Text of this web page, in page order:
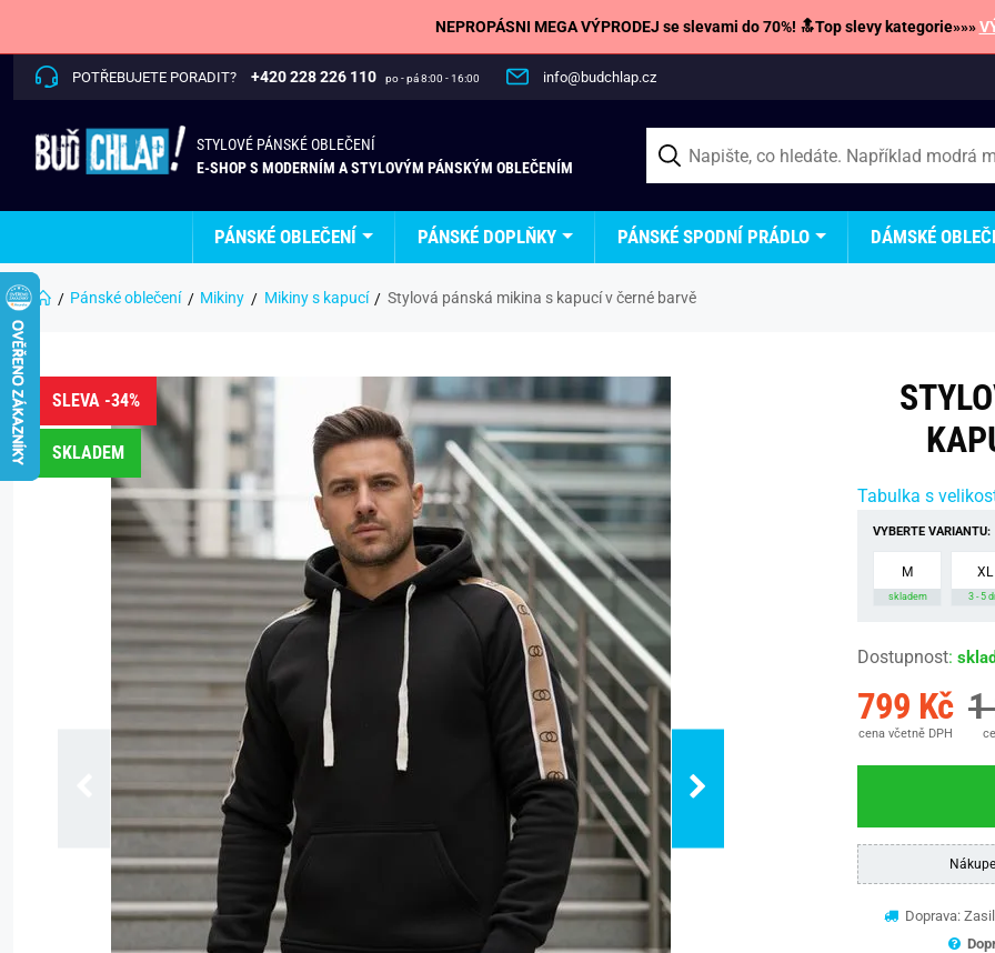
NEPROPÁSNI MEGA VÝPRODEJ se slevami do 70%! 🔝Top slevy kategorie»»»
POTŘEBUJETE PORADIT? +420 228 226 110 po - pá 8:00 - 16:00 info@budchlap.cz
STYLOVÉ PÁNSKÉ OBLEČENÍ
E-SHOP S MODERNÍM A STYLOVÝM PÁNSKÝM OBLEČENÍM
PÁNSKÉ OBLEČENÍ PÁNSKÉ DOPLŇKY PÁNSKÉ SPODNÍ PRÁDLO DÁMSKÉ
Pánské oblečení Mikiny Mikiny s kapucí Stylová pánská mikina s kapucí v černé barvě
SLEVA -34%
SKLADEM
Tabulka s
VYBERTE VARIANTU:
M
skladem
XL
3 - 5
Dostupnost:
799 Kč
cena včetně DPH
1
Doprava: